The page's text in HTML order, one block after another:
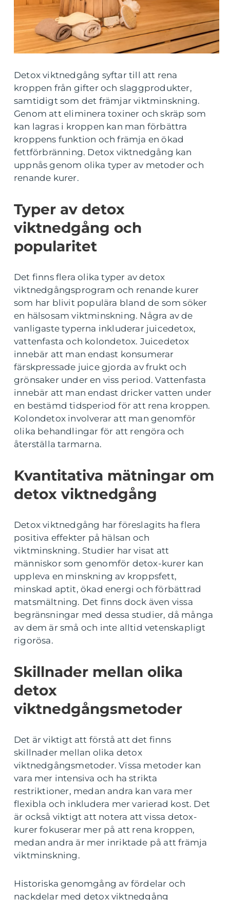
Detox viktnedgång syftar till att rena
kroppen från gifter och slaggprodukter,
samtidigt som det främjar viktminskning.
Genom att eliminera toxiner och skräp som
kan lagras i kroppen kan man förbättra
kroppens funktion och främja en ökad
fettförbränning. Detox viktnedgång kan
uppnås genom olika typer av metoder och
renande kurer.
Typer av detox
viktnedgång och
popularitet
Det finns flera olika typer av detox
viktnedgångsprogram och renande kurer
som har blivit populära bland de som söker
en hälsosam viktminskning. Några av de
vanligaste typerna inkluderar juicedetox,
vattenfasta och kolondetox. Juicedetox
innebär att man endast konsumerar
färskpressade juice gjorda av frukt och
grönsaker under en viss period. Vattenfasta
innebär att man endast dricker vatten under
en bestämd tidsperiod för att rena kroppen.
Kolondetox involverar att man genomför
olika behandlingar för att rengöra och
återställa tarmarna.
Kvantitativa mätningar om
detox viktnedgång
Detox viktnedgång har föreslagits ha flera
positiva effekter på hälsan och
viktminskning. Studier har visat att
människor som genomför detox-kurer kan
uppleva en minskning av kroppsfett,
minskad aptit, ökad energi och förbättrad
matsmältning. Det finns dock även vissa
begränsningar med dessa studier, då många
av dem är små och inte alltid vetenskapligt
rigorösa.
Skillnader mellan olika
detox
viktnedgångsmetoder
Det är viktigt att förstå att det finns
skillnader mellan olika detox
viktnedgångsmetoder. Vissa metoder kan
vara mer intensiva och ha strikta
restriktioner, medan andra kan vara mer
flexibla och inkludera mer varierad kost. Det
är också viktigt att notera att vissa detox-
kurer fokuserar mer på att rena kroppen,
medan andra är mer inriktade på att främja
viktminskning.
Historiska genomgång av fördelar och
nackdelar med detox viktnedgång